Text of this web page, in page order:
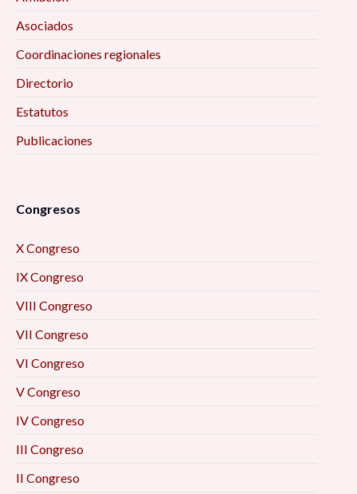
Asociados
Coordinaciones regionales
Directorio
Estatutos
Publicaciones
Congresos
X Congreso
IX Congreso
VIII Congreso
VII Congreso
VI Congreso
V Congreso
IV Congreso
III Congreso
II Congreso